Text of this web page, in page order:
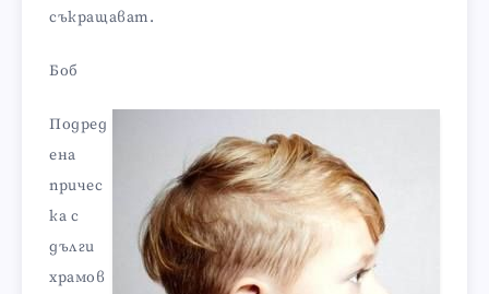
съкращават.
Боб
Подред
ена
причес
ка с
дълги
храмов